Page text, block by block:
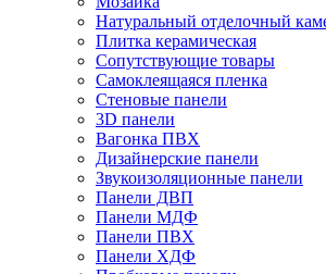
Натуральный отделочный
Плитка керамическая
Сопутствующие товары
Самоклеящаяся пленка
Стеновые панели
3D панели
Вагонка ПВХ
Дизайнерские панели
Звукоизоляционные панели
Панели ДВП
Панели МДФ
Панели ПВХ
Панели ХДФ